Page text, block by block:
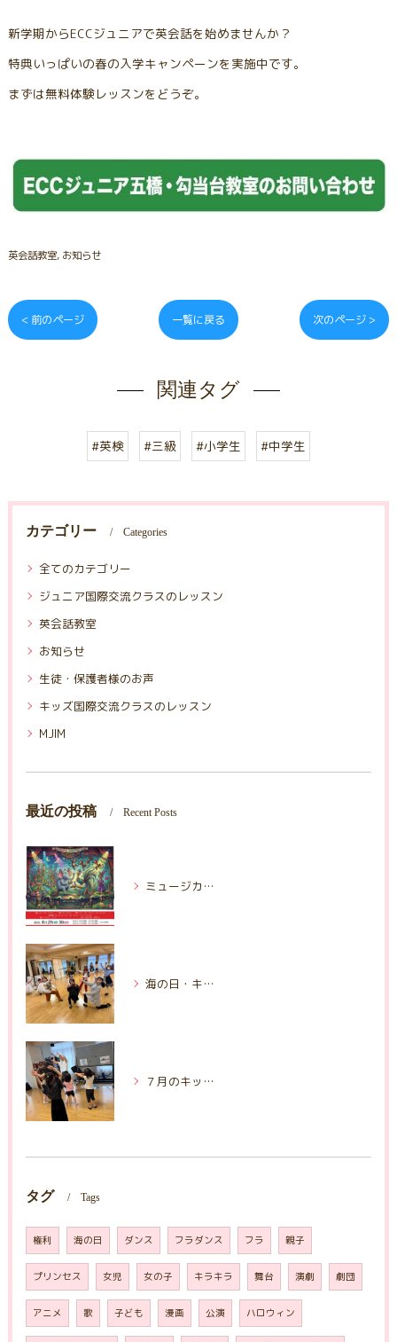
新学期からECCジュニアで英会話を始めませんか？
特典いっぱいの春の入学キャンペーンを実施中です。
まずは無料体験レッスンをどうぞ。
英会話教室 お知らせ
< 前のページ 一覧に戻る 次のページ >
関連タグ
#英検 #三級 #小学生 #中学生
カテゴリー Categories
全てのカテゴリー
ジュニア国際交流クラスのレッスン
英会話教室
お知らせ
生徒・保護者様のお声
キッズ国際交流クラスのレッスン
MJIM
最近の投稿 Recent Posts
ミュージカルSEUSSICAL
海の日・キッズワークショップin仙台
７月のキッズクラスレッスン｜仙台のミュージカルスクール
タグ Tags
権利 海の日 ダンス フラダンス フラ 親子
プリンセス 女児 女の子 キラキラ 舞台 演劇 劇団
アニメ 歌 子ども 漫画 公演 ハロウィン